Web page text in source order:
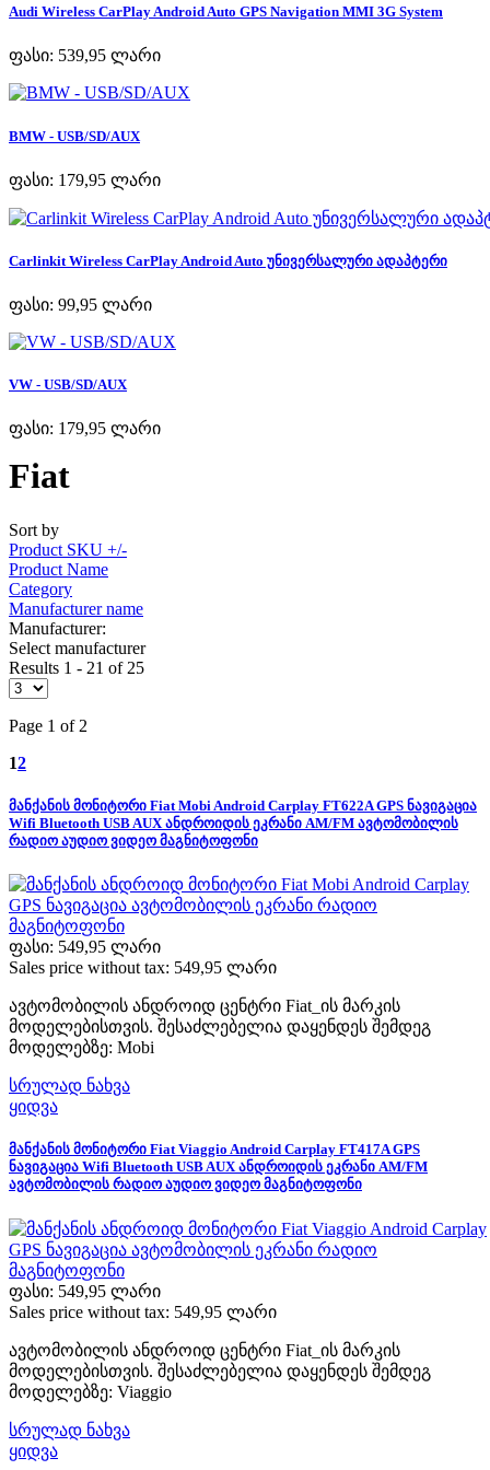
Audi Wireless CarPlay Android Auto GPS Navigation MMI 3G System
ფასი: 539,95 ლარი
BMW - USB/SD/AUX
ფასი: 179,95 ლარი
Carlinkit Wireless CarPlay Android Auto უნივერსალური ადაპტერი
ფასი: 99,95 ლარი
VW - USB/SD/AUX
ფასი: 179,95 ლარი
Fiat
Sort by
Product SKU +/-
Product Name
Category
Manufacturer name
Manufacturer:
Select manufacturer
Results 1 - 21 of 25
Page 1 of 2
12
მანქანის მონიტორი Fiat Mobi Android Carplay FT622A GPS ნავიგაცია
Wifi Bluetooth USB AUX ანდროიდის ეკრანი AM/FM ავტომობილის
რადიო აუდიო ვიდეო მაგნიტოფონი
ფასი: 549,95 ლარი
Sales price without tax: 549,95 ლარი
ავტომობილის ანდროიდ ცენტრი Fiat_ის მარკის
მოდელებისთვის. შესაძლებელია დაყენდეს შემდეგ
მოდელებზე: Mobi
სრულად ნახვა
ყიდვა
მანქანის მონიტორი Fiat Viaggio Android Carplay FT417A GPS
ნავიგაცია Wifi Bluetooth USB AUX ანდროიდის ეკრანი AM/FM
ავტომობილის რადიო აუდიო ვიდეო მაგნიტოფონი
ფასი: 549,95 ლარი
Sales price without tax: 549,95 ლარი
ავტომობილის ანდროიდ ცენტრი Fiat_ის მარკის
მოდელებისთვის. შესაძლებელია დაყენდეს შემდეგ
მოდელებზე: Viaggio
სრულად ნახვა
ყიდვა